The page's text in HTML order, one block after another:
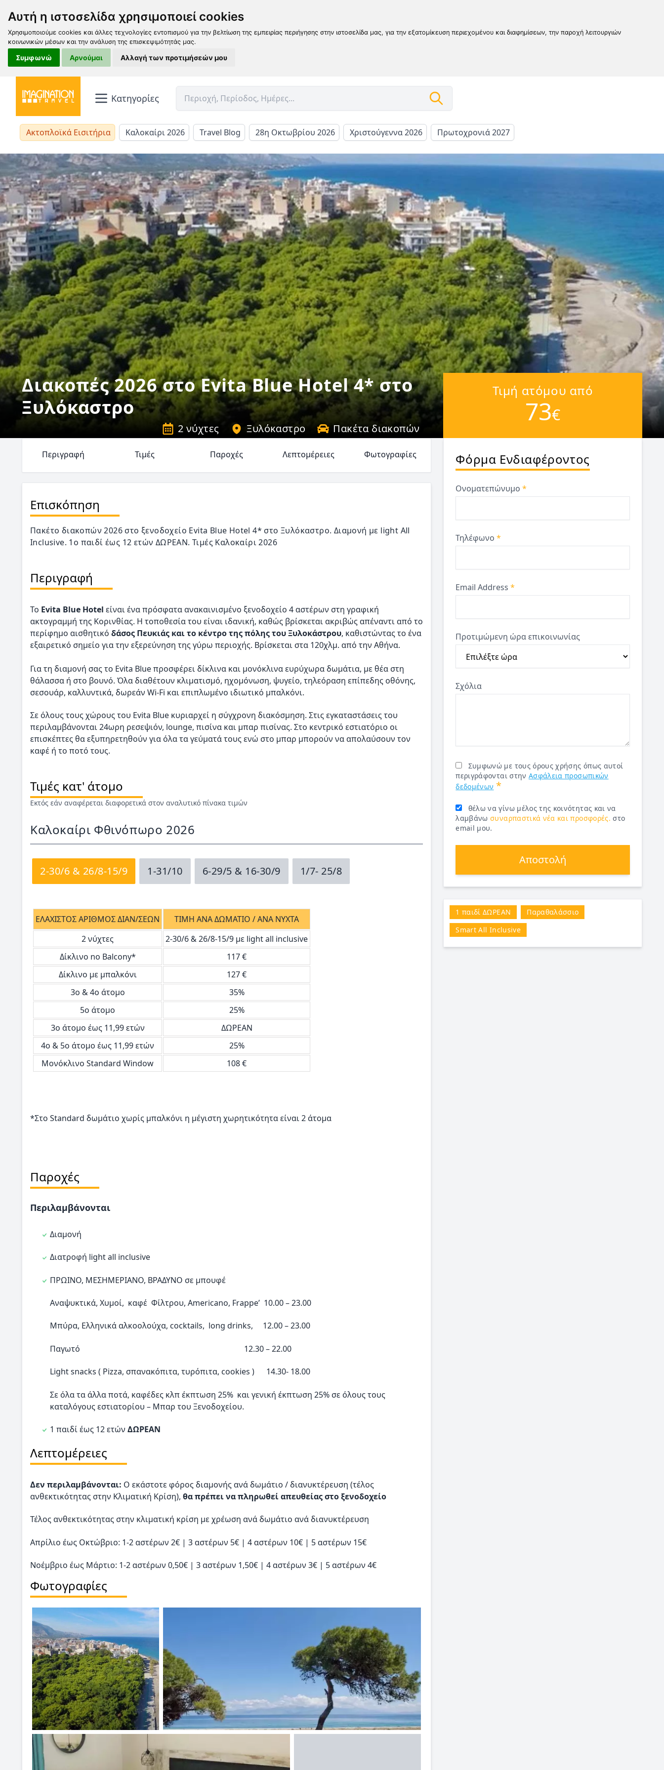
Αυτή η ιστοσελίδα χρησιμοποιεί cookies
Χρησιμοποιούμε cookies και άλλες τεχνολογίες εντοπισμού για την βελτίωση της εμπειρίας περιήγησης στην ιστοσελίδα μας, για την εξατομίκευση περιεχομένου και διαφημίσεων, την παροχή λειτουργιών
κοινωνικών μέσων και την ανάλυση της επισκεψιμότητάς μας.
Συμφωνώ Αρνούμαι Αλλαγή των προτιμήσεών μου
Κατηγορίες
Ακτοπλοϊκά Εισιτήρια Καλοκαίρι 2026 Travel Blog 28η Οκτωβρίου 2026 Χριστούγεννα 2026 Πρωτοχρονιά 2027
Διακοπές 2026 στο Evita Blue Hotel 4* στο
Ξυλόκαστρο
2 νύχτες Ξυλόκαστρο Πακέτα διακοπών
Τιμή ατόμου από
73€
Περιγραφή Τιμές Παροχές Λεπτομέρειες Φωτογραφίες
Επισκόπηση
Πακέτο διακοπών 2026 στο ξενοδοχείο Evita Blue Hotel 4* στο Ξυλόκαστρο. Διαμονή με light All
Inclusive. 1o παιδί έως 12 ετών ΔΩΡΕΑΝ. Τιμές Καλοκαίρι 2026
Περιγραφή
To Evita Blue Hotel είναι ένα πρόσφατα ανακαινισμένο ξενοδοχείο 4 αστέρων στη γραφική
ακτογραμμή της Κορινθίας. Η τοποθεσία του είναι ιδανική, καθώς βρίσκεται ακριβώς απέναντι από το
περίφημο αισθητικό δάσος Πευκιάς και το κέντρο της πόλης του Ξυλοκάστρου, καθιστώντας το ένα
εξαιρετικό σημείο για την εξερεύνηση της γύρω περιοχής. Βρίσκεται στα 120χλμ. από την Αθήνα.
Για τη διαμονή σας το Εvita Blue προσφέρει δίκλινα και μονόκλινα ευρύχωρα δωμάτια, με θέα στη
θάλασσα ή στο βουνό. Όλα διαθέτουν κλιματισμό, ηχομόνωση, ψυγείο, τηλεόραση επίπεδης οθόνης,
σεσουάρ, καλλυντικά, δωρεάν Wi-Fi και επιπλωμένο ιδιωτικό μπαλκόνι.
Σε όλους τους χώρους του Evita Blue κυριαρχεί η σύγχρονη διακόσμηση. Στις εγκαταστάσεις του
περιλαμβάνονται 24ωρη ρεσεψιόν, lounge, πισίνα και μπαρ πισίνας. Στο κεντρικό εστιατόριο οι
επισκέπτες θα εξυπηρετηθούν για όλα τα γεύματά τους ενώ στο μπαρ μπορούν να απολαύσουν τον
καφέ ή το ποτό τους.
Τιμές κατ' άτομο
Εκτός εάν αναφέρεται διαφορετικά στον αναλυτικό πίνακα τιμών
Καλοκαίρι Φθινόπωρο 2026
2-30/6 & 26/8-15/9 1-31/10 6-29/5 & 16-30/9 1/7- 25/8
ΕΛΑΧΙΣΤΟΣ ΑΡΙΘΜΟΣ ΔΙΑΝ/ΣΕΩΝ
ΤΙΜΗ ΑΝΑ ΔΩΜΑΤΙΟ / ΑΝΑ ΝΥΧΤΑ
2 νύχτες
2-30/6 & 26/8-15/9 με light all inclusive
Δίκλινο no Balcony*
117 €
Δίκλινο με μπαλκόνι
127 €
3ο & 4ο άτομο
35%
5ο άτομο
25%
3ο άτομο έως 11,99 ετών
ΔΩΡΕΑΝ
4ο & 5ο άτομο έως 11,99 ετών
25%
Μονόκλινο Standard Window
108 €
*Στο Standard δωμάτιο χωρίς μπαλκόνι η μέγιστη χωρητικότητα είναι 2 άτομα
Παροχές
Περιλαμβάνονται
Διαμονή
Διατροφή light all inclusive
ΠΡΩΙΝΟ, ΜΕΣΗΜΕΡΙΑΝΟ, ΒΡΑΔΥΝΟ σε μπουφέ
Αναψυκτικά, Χυμοί, καφέ Φίλτρου, Americano, Frappe’ 10.00 – 23.00
Μπύρα, Ελληνικά αλκοολούχα, cocktails, long drinks, 12.00 – 23.00
Παγωτό 12.30 – 22.00
Light snacks ( Pizza, σπανακόπιτα, τυρόπιτα, cookies ) 14.30- 18.00
Σε όλα τα άλλα ποτά, καφέδες κλπ έκπτωση 25% και γενική έκπτωση 25% σε όλους τους
καταλόγους εστιατορίου – Μπαρ του Ξενοδοχείου.
1 παιδί έως 12 ετών ΔΩΡΕΑΝ
Λεπτομέρειες
Δεν περιλαμβάνονται: O εκάστοτε φόρος διαμονής ανά δωμάτιο / διανυκτέρευση (τέλος
ανθεκτικότητας στην Κλιματική Κρίση), θα πρέπει να πληρωθεί απευθείας στο ξενοδοχείο
Τέλος ανθεκτικότητας στην κλιματική κρίση με χρέωση ανά δωμάτιο ανά διανυκτέρευση
Απρίλιο έως Οκτώβριο: 1-2 αστέρων 2€ | 3 αστέρων 5€ | 4 αστέρων 10€ | 5 αστέρων 15€
Νοέμβριο έως Μάρτιο: 1-2 αστέρων 0,50€ | 3 αστέρων 1,50€ | 4 αστέρων 3€ | 5 αστέρων 4€
Φωτογραφίες
Φόρμα Ενδιαφέροντος
Ονοματεπώνυμο*
Τηλέφωνο*
Email Address*
Προτιμώμενη ώρα επικοινωνίας
Σχόλια
Συμφωνώ με τους όρους χρήσης όπως αυτοί
περιγράφονται στην Ασφάλεια προσωπικών
δεδομένων *
θέλω να γίνω μέλος της κοινότητας και να
λαμβάνωσυναρπαστικά νέα και προσφορές. στο
email μου.
Αποστολή
1 παιδί ΔΩΡΕΑΝ
Παραθαλάσσιο
Smart All Inclusive